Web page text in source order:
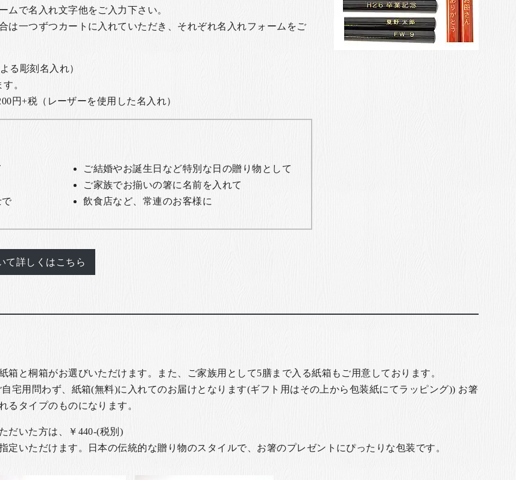
ムで名入れ文字他をご入力下さい。
は一つずつカートに入れていただき、それぞれ名入れフォームをご
る彫刻名入れ）
。
円+税 （レーザーを使用した名入れ）
ご結婚やお誕生日など特別な日の贈り物として
ご家族でお揃いの箸に名前を入れて
で
飲食店など、常連のお客様に
て詳しくはこちら
箱と桐箱がお選びいただけます。また、ご家族用として5膳まで入る紙箱もご用意しております。
宅用問わず、紙箱(無料)に入れてのお届けとなります(ギフト用はその上から包装紙にてラッピング)) お箸
るタイプのものになります。
だいた方は、￥440-(税別)
定いただけます。日本の伝統的な贈り物のスタイルで、お箸のプレゼントにぴったりな包装です。